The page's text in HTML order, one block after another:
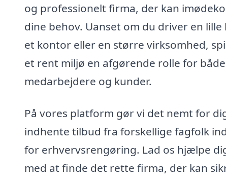
og professionelt firma, der kan
dine behov. Uanset om du driver en lille
et kontor eller en større virksomhed,
et rent miljø en afgørende rolle for både
medarbejdere og kunder.
På vores platform gør vi det nemt for
indhente tilbud fra forskellige fagfolk
for erhvervsrengøring. Lad os hjælpe
med at finde det rette firma, der kan